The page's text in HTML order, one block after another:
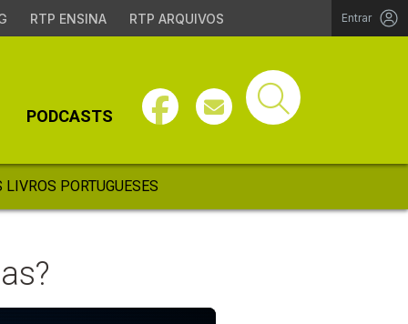
RTP ENSINA RTP ARQUIVOS Entrar
PODCASTS
LIVROS PORTUGUESES